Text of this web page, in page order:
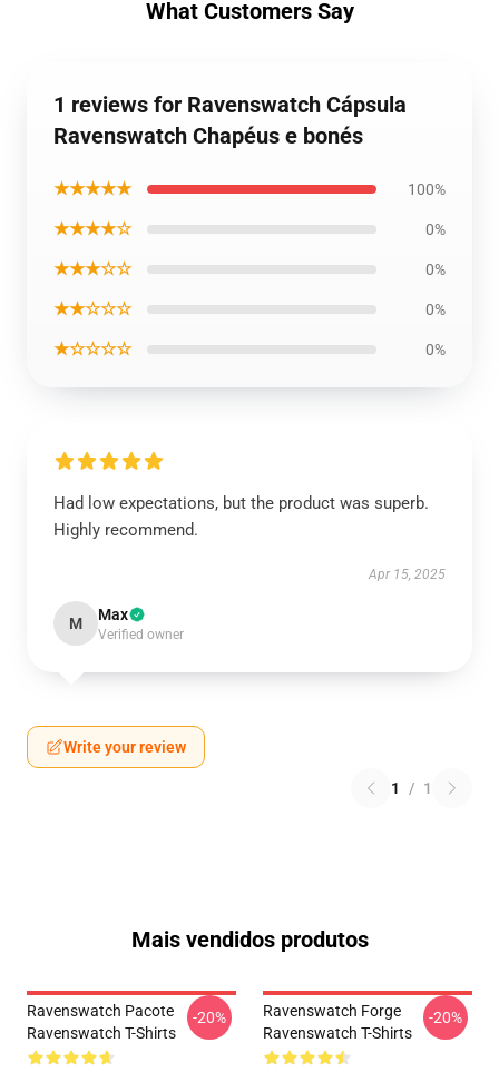
What Customers Say
1 reviews for Ravenswatch Cápsula
Ravenswatch Chapéus e bonés
★★★★★ 100%
★★★★☆ 0%
★★★☆☆ 0%
★★☆☆☆ 0%
★☆☆☆☆ 0%
Had low expectations, but the product was superb.
Highly recommend.
Apr 15, 2025
M Max
Verified owner
Write your review
1 / 1
Mais vendidos produtos
Ravenswatch Pacote
Ravenswatch T-Shirts
-20%
Ravenswatch Forge
Ravenswatch T-Shirts
-20%